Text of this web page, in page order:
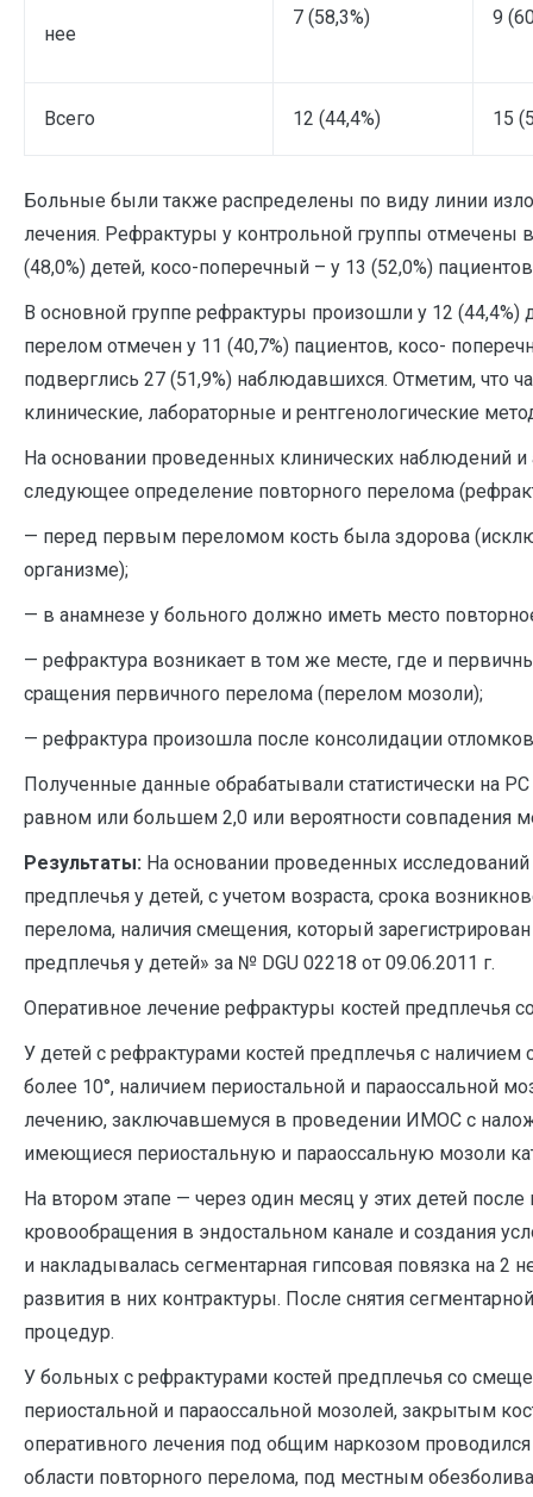
нее
7 (58,3%) 9
Всего 12 (44,4%) 15
Больные были также распределены по виду линии
лечения. Рефрактуры у контрольной группы отмечены
(48,0%) детей, косо-поперечный – у 13 (52,0%)
В основной группе рефрактуры произошли у 12
перелом отмечен у 11 (40,7%) пациентов, косо-
подверглись 27 (51,9%) наблюдавшихся. Отметим,
клинические, лабораторные и рентгенологические
На основании проведенных клинических наблюдений
следующее определение повторного перелома
— перед первым переломом кость была здорова
организме);
— в анамнезе у больного должно иметь место
— рефрактура возникает в том же месте, где и
сращения первичного перелома (перелом мозоли);
— рефрактура произошла после консолидации
Полученные данные обрабатывали статистически на
равном или большем 2,0 или вероятности совпадения
Результаты: На основании проведенных
предплечья у детей, с учетом возраста, срока
перелома, наличия смещения, который
предплечья у детей» за № DGU 02218 от 09.06.2011 г.
Оперативное лечение рефрактуры костей предплечья
У детей с рефрактурами костей предплечья с
более 10°, наличием периостальной и параоссальной
лечению, заключавшемуся в проведении ИМОС с
имеющиеся периостальную и параоссальную мозоли
На втором этапе — через один месяц у этих детей
кровообращения в эндостальном канале и создания
и накладывалась сегментарная гипсовая повязка на
развития в них контрактуры. После снятия
процедур.
У больных с рефрактурами костей предплечья со
периостальной и параоссальной мозолей, закрытым
оперативного лечения под общим наркозом
области повторного перелома, под местным